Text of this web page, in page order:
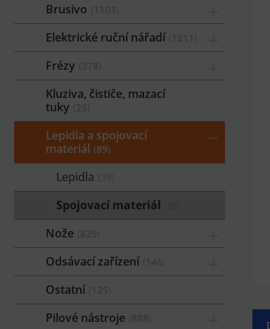
Brusivo
Elektrické ruční nářadí
Frézy
Kluziva, čističe, mazací
tuky
Lepidla a spojovací
materiál 89
Lepidla
Spojovací materiál
Nože
Odsávací zařízení
Ostatní
Pilové nástroje